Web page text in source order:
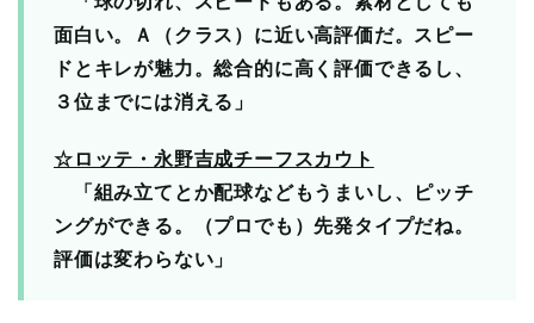
面白い。Ａ（クラス）に近い高評価だ。スピー
ドとキレが魅力。総合的に高く評価できるし、
３位までには消える」
☆ロッテ・永野吉成チーフスカウト
「組み立てとか配球などもうまいし、ピッチ
ングができる。（プロでも）先発タイプだね。
評価は変わらない」